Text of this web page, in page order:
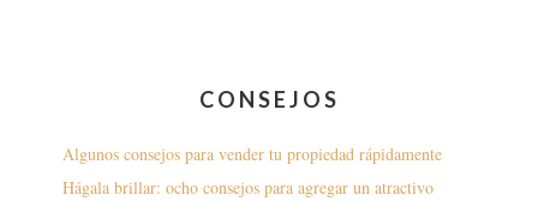
CONSEJOS
Algunos consejos para vender tu propiedad rápidamente
Hágala brillar: ocho consejos para agregar un atractivo